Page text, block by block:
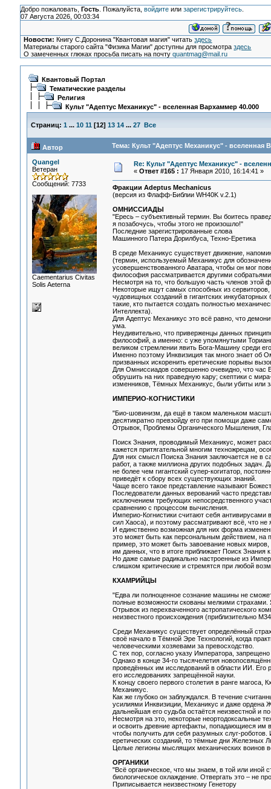
Добро пожаловать, Гость. Пожалуйста, войдитеили зарегистрируйтесь.
07 Августа 2026, 00:03:34
Новости: Книгу С.Доронина "Квантовая магия" читатьздесь
Материалы старого сайта "Физика Магии" доступны для просмотраздесь
О замеченных глюках просьба писать на почтуquantmag@mail.ru
Квантовый Портал
Тематические разделы
Религия
Культ "Адептус Механикус" - вселенная Вархаммер 40.000
Страниц: 1 ... 10 11 [12] 13 14 ... 27 Все
Автор Тема: Культ "Адептус Механикус" - вселенная
Quangel
Ветеран
Сообщений: 7733
Сaementarius Civitas
Solis Aeterna
Re: Культ "Адептус Механикус" -
« Ответ #165 : 17 Января 2010, 16:14:41 »
Фракции Adeptus Mechanicus
(версия из Флафф-Библии WH40K v.2.1)
ОМНИССИАДЫ
"Ересь – субъективный термин. Вы боитесь
я позабочусь, чтобы этого не произошло!"
Последние зарегистрированные слова
Машинного Патера Дорилбуса, Техно-Еретика
В среде Механикус существует движение,
(термин, используемый Механикус для
усовершенствованного Аватара, чтобы он мог
философия рассматривается другими
Несмотря на то, что большую часть членов этой
Некоторые ищут самых способных из
чудовищных созданий в гигантских
такие, кто пытается создать полностью
Интеллекта).
Для Адептус Механикус это всё равно, что
ума.
Неудивительно, что приверженцы данных
философий, а именно: с уже упомянутыми
великом стремлении явить Бога-Машину среди
Именно поэтому Инквизиция так много знает об
призванных искоренить еретические порывы
Для Омниссиадов совершенно очевидно, что час
обрушить на них праведную кару; скептики с
изменников, Тёмных Механикус, были убиты или
ИМПЕРИО-КОГНИСТИКИ
"Био-шовинизм, да ещё в таком маленьком
десятикратно превзойду его при помощи даже
Отрывок, Проблемы Органического Мышления,
Поиск Знания, проводимый Механикус, может
кажется притягательной многим техножрецам,
Для них смысл Поиска Знания заключается не в
работ, а также миллиона других подобных
не более чем гигантский супер-когитатор,
приведёт к сбору всех существующих знаний.
Чаще всего такое представление называют
Последователи данных верований часто
исключением требующих непосредственного
сравнению с процессом вычисления.
Империо-Когнистики считают себя
сил Хаоса), и поэтому рассматривают всё, что не
И единственно возможная для них форма
это может быть как персональным действием, на
пример, это может быть завоевание новых
им данных, что в итоге приближает Поиск Знания
Но даже самые радикально настроенные из
слишком критические и стремятся при любой
КХАМРИЙЦЫ
"Едва ли полноценное сознание машины не
полные возможности скованы мелкими страхами.
Отрывок из перехваченного астропатического
неизвестного происхождения (приблизительно
Среди Механикус существует определённый
своё начало в Тёмной Эре Технологий, когда
человеческими хозяевами за превосходство.
С тех пор, согласно указу Императора,
Однако в конце 34-го тысячелетия
проведённых им исследований в области ИИ. Его
его исследованиях запрещённой науки.
К концу своего первого столетия в ранге
Механикус.
Как же глубоко он заблуждался. В течение
усилиями Инквизиции, Механикус и даже ордена
дальнейшая его судьба остаётся неизвестной и
Несмотря на это, некоторые неортодоксальные
и освоить древние артефакты, попадающиеся им
чтобы получить для себя разумных слуг-
еретических созданий, то тёмные дни Железных
Целые легионы мыслящих механических воинов
ОРГАНИКИ
"Всё органическое, что мы знаем, в той или иной
биологическое охлаждение. Отвергать это – не
Приписывается неизвестному Генетору